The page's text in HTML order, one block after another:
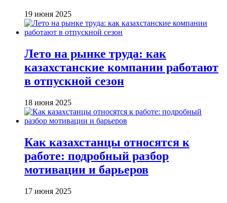
19 июня 2025
Лето на рынке труда: как
казахстанские компании работают
в отпускной сезон
18 июня 2025
Как казахстанцы относятся к
работе: подробный разбор
мотивации и барьеров
17 июня 2025